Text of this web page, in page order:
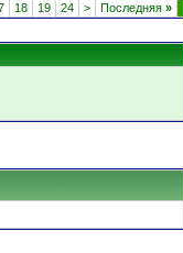
18 19 24 > Последняя »